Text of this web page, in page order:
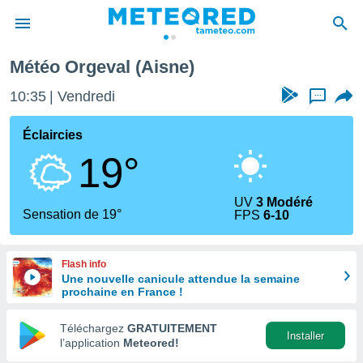
de
en
Météo Orgeval (Aisne)
10:35 Vendredi ...
Éclaircies
19°
Sensation de 19°
UV3 Modéré
FPS6-10
Flash info
Une nouvelle canicule attendue la semaine
prochaine en France !
Téléchargez GRATUITEMENT
l’application Meteored!
Installer